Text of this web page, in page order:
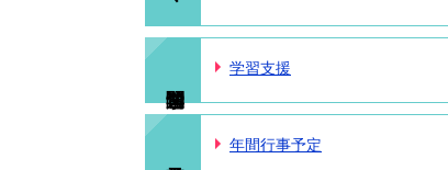
学習支援
年間行事予定